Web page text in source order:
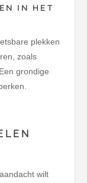
IN HET
plekken
zoals
grondige
wilt